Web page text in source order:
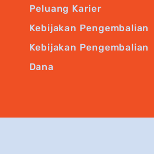
Peluang Karier
Kebijakan Pengembalian
Kebijakan Pengembalian
Dana